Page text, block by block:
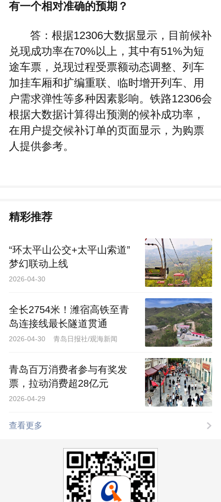
有一个相对准确的预期？
答：根据12306大数据显示，目前候补
兑现成功率在70%以上，其中有51%为短
途车票，兑现过程受票额动态调整、列车
加挂车厢和扩编重联、临时增开列车、用
户需求弹性等多种因素影响。铁路12306会
根据大数据计算得出预测的候补成功率，
在用户提交候补订单的页面显示，为购票
人提供参考。
精彩推荐
“环太平山公交+太平山索道”
梦幻联动上线
2026-04-30
全长2754米！潍宿高铁至青
岛连接线最长隧道贯通
2026-04-30 青岛日报社/观海新闻
青岛百万消费者参与有奖发
票，拉动消费超28亿元
2026-04-29
查看更多